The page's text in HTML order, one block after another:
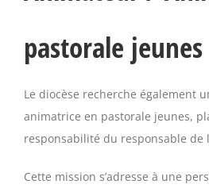
pastorale jeunes
Le diocèse recherche également
animatrice en pastorale jeunes,
responsabilité du responsable de
Cette mission s’adresse à une